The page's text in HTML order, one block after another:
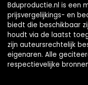
Bduproductie.nl is een
prijsvergelijkings- en
biedt die beschikbaar
houdt via de laatst
zijn auteursrechtelijk
eigenaren. Alle
respectievelijke